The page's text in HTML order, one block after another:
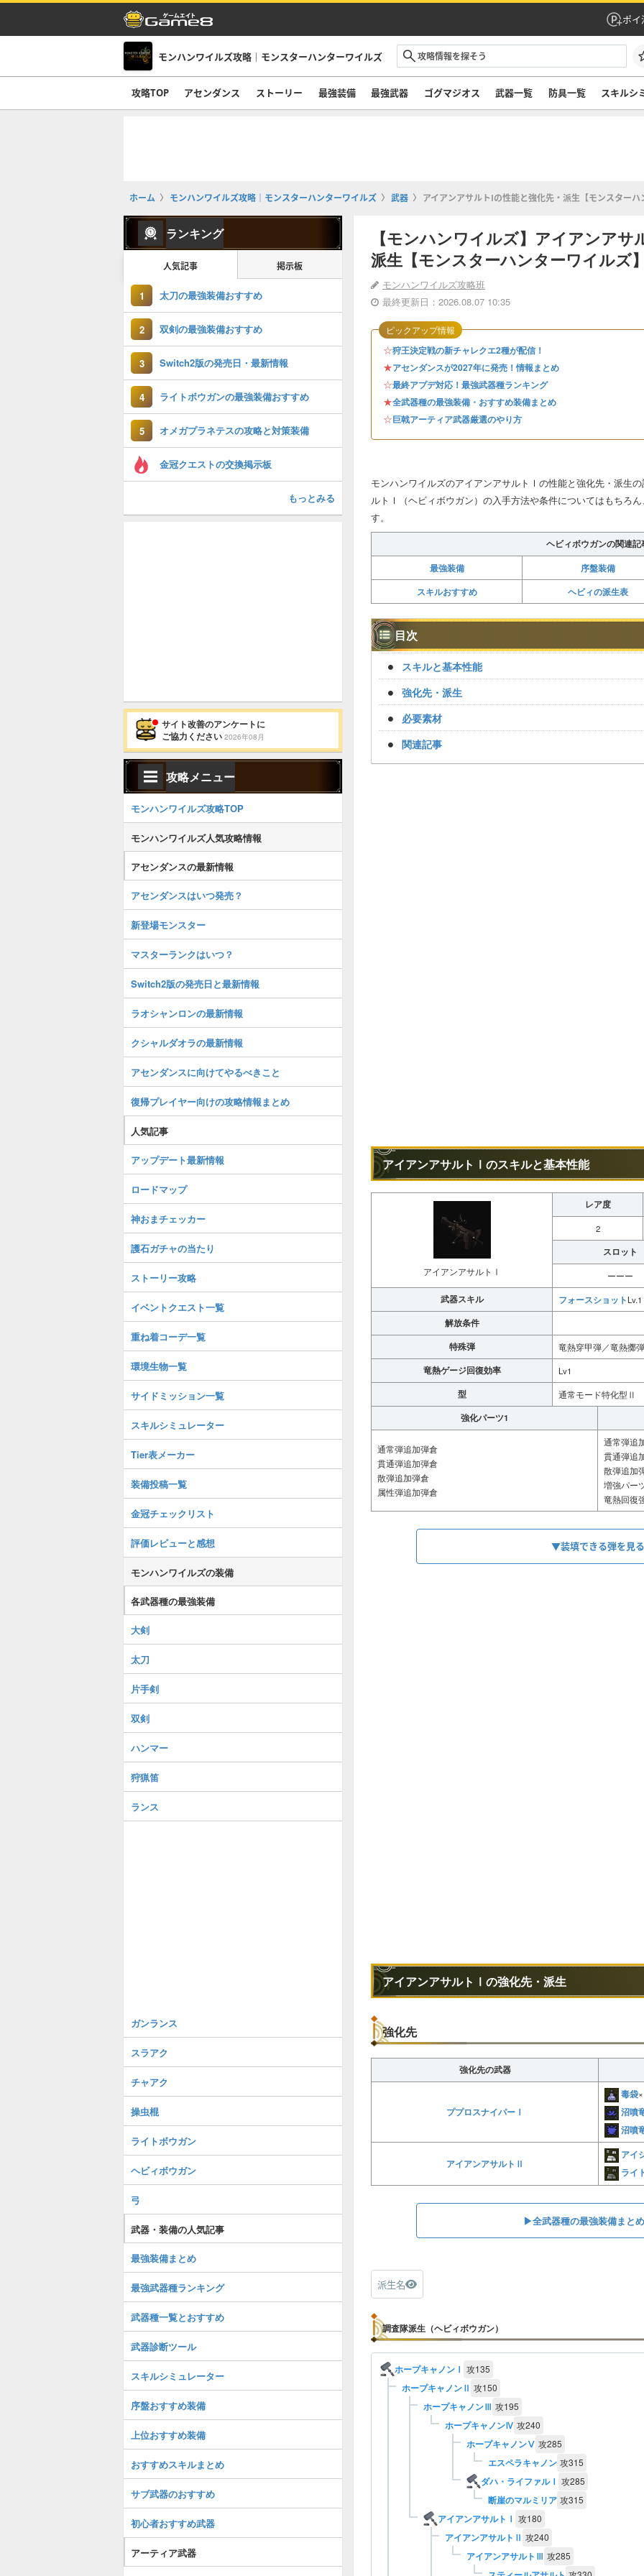
ポイ
モンハンワイルズ攻略｜モンスターハンターワイルズ
攻略TOP アセンダンス ストーリー 最強装備 最強武器 ゴグマジオス 武器一覧 防具一覧 スキルシ
ホーム モンハンワイルズ攻略｜モンスターハンターワイルズ 武器 アイアンアサルトⅠの性能と強化先・派生【モンスターハ
【モンハンワイルズ】アイアンア
派生【モンスターハンターワイルズ】
モンハンワイルズ攻略班
最終更新日：2026.08.07 10:35
☆狩王決定戦の新チャレクエ2種が配信！
★アセンダンスが2027年に発売！情報まとめ
☆最終アプデ対応！最強武器種ランキング
★全武器種の最強装備・おすすめ装備まとめ
☆巨戟アーティア武器厳選のやり方
ピックアップ情報
モンハンワイルズのアイアンアサルトⅠの性能と強化先・派生
ルトⅠ（ヘビィボウガン）の入手方法や条件についてはもちろ
す。
ヘビィボウガンの関連記
最強装備 序盤装備
スキルおすすめ
ヘビィの派生表
目次
スキルと基本性能
強化先・派生
必要素材
関連記事
アイアンアサルトⅠのスキルと基本性能
アイアンアサルトⅠ
レア度
2
スロット
ーーー
武器スキル フォースショットLv.1
解放条件
特殊弾
竜熱穿甲弾／竜熱擲弾
竜熱ゲージ回復効率 Lv1
型 通常モード特化型Ⅱ
強化パーツ1
通常弾追加弾倉
貫通弾追加弾倉
散弾追加弾倉
属性弾追加弾倉
通常弾追
貫通弾追
散弾追加
増強パー
竜熱回復
▼装填できる弾を見る
電撃弾
滅龍弾
鬼人弾
硬化弾
捕獲弾 1
アイアンアサルトⅠの強化先・派生
強化先
強化先の武器
ププロスナイパーⅠ
毒袋
沼噴
沼噴
アイアンアサルトⅡ
アイ
ライ
▶︎全武器種の最強装備まと
派生名
調査隊派生（ヘビィボウガン）
ホープキャノンⅠ 攻135
ホープキャノンⅡ 攻150
ホープキャノンⅢ 攻195
ホープキャノンⅣ 攻240
ホープキャノンⅤ 攻285
エスペラキャノン 攻315
ダハ・ライファルⅠ 攻285
断崖のマルミリア 攻315
アイアンアサルトⅠ 攻180
アイアンアサルトⅡ 攻240
アイアンアサルトⅢ 攻285
ランキング
人気記事 掲示板
1 太刀の最強装備おすすめ
2 双剣の最強装備おすすめ
3 Switch2版の発売日・最新情報
4 ライトボウガンの最強装備おすすめ
5 オメガプラネテスの攻略と対策装備
金冠クエストの交換掲示板
もっとみる
サイト改善のアンケートに
ご協力ください 2026年08月
攻略メニュー
モンハンワイルズ攻略TOP
モンハンワイルズ人気攻略情報
アセンダンスの最新情報
アセンダンスはいつ発売？
新登場モンスター
マスターランクはいつ？
Switch2版の発売日と最新情報
ラオシャンロンの最新情報
クシャルダオラの最新情報
アセンダンスに向けてやるべきこと
復帰プレイヤー向けの攻略情報まとめ
人気記事
アップデート最新情報
ロードマップ
神おまチェッカー
護石ガチャの当たり
ストーリー攻略
イベントクエスト一覧
重ね着コーデ一覧
環境生物一覧
サイドミッション一覧
スキルシミュレーター
Tier表メーカー
装備投稿一覧
金冠チェックリスト
評価レビューと感想
モンハンワイルズの装備
各武器種の最強装備
大剣
太刀
片手剣
双剣
ハンマー
狩猟笛
ランス
ガンランス
スラアク
チャアク
操虫棍
ライトボウガン
ヘビィボウガン
弓
武器・装備の人気記事
最強装備まとめ
最強武器種ランキング
武器種一覧とおすすめ
武器診断ツール
スキルシミュレーター
序盤おすすめ装備
上位おすすめ装備
おすすめスキルまとめ
サブ武器のおすすめ
初心者おすすめ武器
アーティア武器